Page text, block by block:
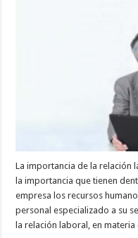
La importancia de la relación
la importancia que tienen
empresa los recursos
personal especializado a su
la relación laboral, en materia